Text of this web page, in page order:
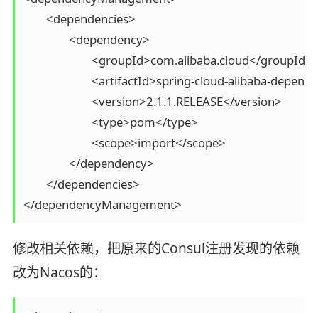
修改相关依赖，把原来的Consul注册发现的依赖
改为Nacos的：